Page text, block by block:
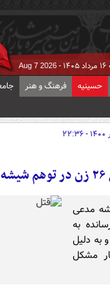
-
Aug 7 2026
حسینیه فرهنگ و هنر
مدعی
رسانده به
به دلیل
مشکل